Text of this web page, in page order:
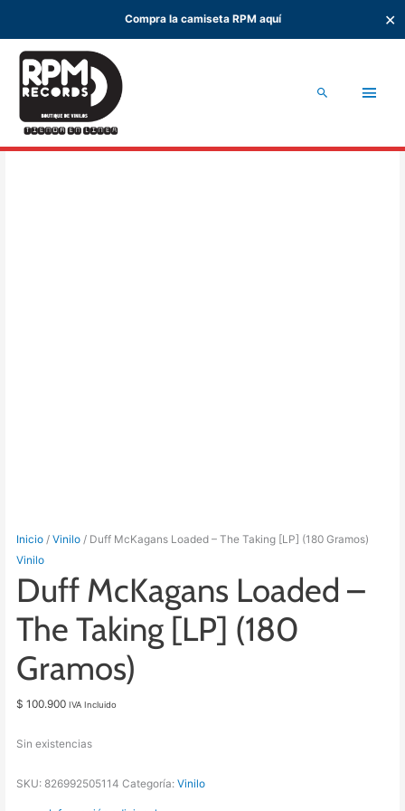
Compra la camiseta RPM aquí ✕
contenido
Buscar
Inicio /Vinilo / Duff McKagans Loaded – The Taking [LP] (180 Gramos)
Vinilo
Duff McKagans Loaded –
The Taking [LP] (180
Gramos)
$ 100.900 IVA Incluido
Sin existencias
SKU:826992505114 Categoría:Vinilo